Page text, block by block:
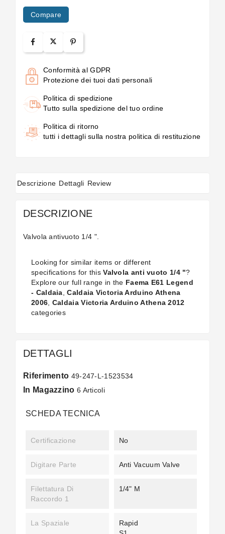
Compare
Conformità al GDPR
Protezione dei tuoi dati personali
Politica di spedizione
Tutto sulla spedizione del tuo ordine
Politica di ritorno
tutti i dettagli sulla nostra politica di restituzione
Descrizione Dettagli Review
DESCRIZIONE
Valvola antivuoto 1/4 ".
Looking for similar items or different
specifications for thisValvola anti vuoto 1/4 "?
Explore our full range in the Faema E61 Legend
- Caldaia ,Caldaia Victoria Arduino Athena
2006 Caldaia Victoria Arduino Athena 2012
categories
DETTAGLI
Riferimento 49-247-L-1523534
In Magazzino 6 Articoli
SCHEDA TECNICA
Certificazione No
Digitare Parte Anti Vacuum Valve
Filettatura Di
Raccordo 1
1/4" M
La Spaziale
Rapid